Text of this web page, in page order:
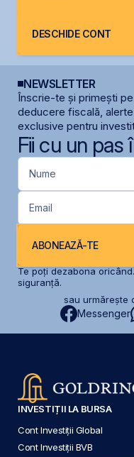
DESCHIDE CONT
NEWSLETTER
Înscrie-te și primești
deducere fiscală,
exclusive pentru
Fii cu un pas
Nume
Email
ABONEAZĂ-TE
Te poți dezabona
siguranță.
sau urmărește
Messenger
INVESTIȚII LA BURSA
Cont Investiții Global
Cont Investiții BVB